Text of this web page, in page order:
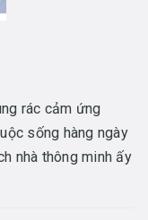
rác cảm ứng
sống hàng ngày
nhà thông minh ấy